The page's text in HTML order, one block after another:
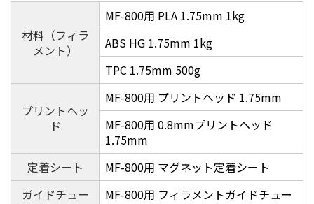
高精度造形のためのさまざまな機能
材料（フィラ
メント）
MF-800用 PLA 1.75mm 1kg
ABS HG 1.75mm 1kg
TPC 1.75mm 500g
プリントヘッ
ド
MF-800用 プリントヘッド 1.75mm
MF-800用 0.8mmプリントヘッド
1.75mm
定着シート
MF-800用 マグネット定着シート
ガイドチュー
MF-800用 フィラメントガイドチュー